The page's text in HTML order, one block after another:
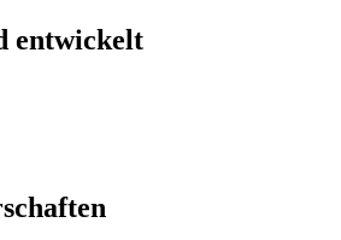
entwickelt